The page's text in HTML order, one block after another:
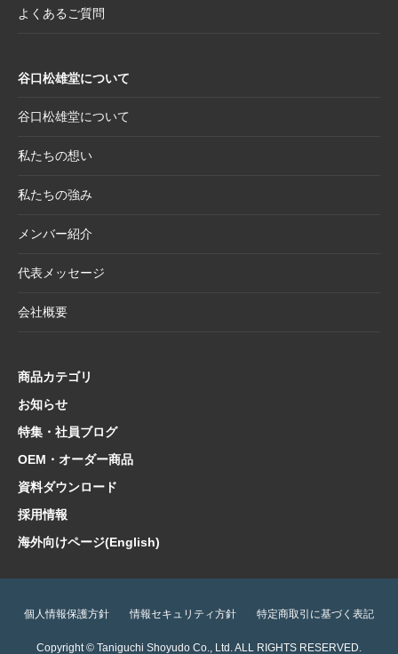
ダー受付開始
2025.6.11
【新商品】「日本画の巨匠たち」新作5アイテ
2025.5.20
2025.3.14
2025.2.5
在庫限り終了商品のお知らせ【色紙 コットン
紙・型もの】
2025.1.21
【新商品案内】海外でも人気！和の魅力たっ
2025.1.10
【新商品案内】日本文化の粋を集めた心惹か
れるご朱印帳コレクション
よくあるご質問
谷口松雄堂について
谷口松雄堂について
私たちの想い
私たちの強み
メンバー紹介
代表メッセージ
会社概要
商品カテゴリ
お知らせ
特集・社員ブログ
OEM・オーダー商品
資料ダウンロード
採用情報
海外向けページ(English)
個人情報保護方針 情報セキュリティ方針 特定商取引に基づく表記
Copyright © Taniguchi Shoyudo Co., Ltd. ALL RIGHTS RESERVED.